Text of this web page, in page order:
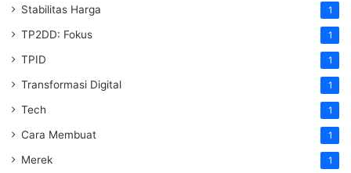
Stabilitas Harga 1
TP2DD: Fokus 1
TPID 1
Transformasi Digital 1
Tech 1
Cara Membuat 1
Merek 1